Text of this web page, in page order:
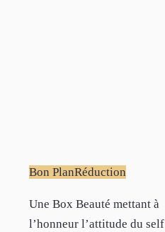
Bon PlanRéduction
Une Box Beauté mettant à
l’honneur l’attitude du self